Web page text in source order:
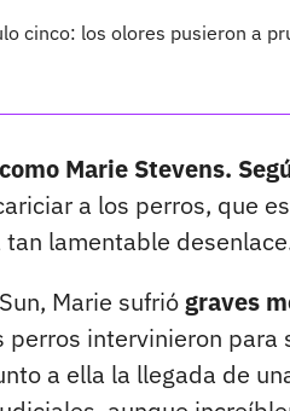
cinco: los olores pusieron a
Marie Stevens.
a los perros, que
lamentable
Marie sufrió graves
perros intervinieron
a ella la llegada de